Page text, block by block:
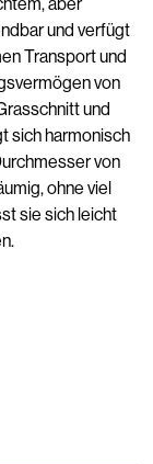
und verfügt
Transport und
von
und
sich harmonisch
von
ohne viel
sie sich leicht